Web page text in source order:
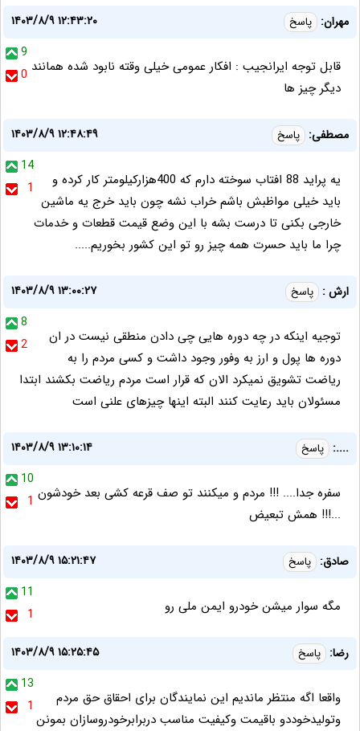
مهران: پاسخ
۱۴۰۳/۸/۹ ۱۲:۴۳:۲۰
9
0 قابل توجه ایرانجیب : افکار عمومی خیلی وقته نابود شده همانند
دیگر چیز ها
مصطفی: پاسخ
۱۴۰۳/۸/۹ ۱۲:۴۸:۴۹
14
1
یه پراید 88 افتاب سوخته دارم که 400هزارکیلومتر کار کرده و
باید خیلی مواظبش باشم خراب نشه چون باید خرج یه ماشین
خارجی بکنی تا درست بشه با این وضع قیمت قطعات و خدمات
چرا ما باید حسرت همه چیز رو تو این کشور بخوریم.....
ارش : پاسخ
۱۴۰۳/۸/۹ ۱۳:۰۰:۲۷
8
2
توجیه اینکه در چه دوره هایی چی دادن منطقی نیست در ان
دوره ها پول و ارز به وفور وجود داشت و کسی مردم را به
ریاضت تشویق نمیکرد الان که قرار است مردم ریاضت بکشند ابتدا
مسئولان باید رعایت کنند البته اینها چیزهای علنی است
....: پاسخ
۱۴۰۳/۸/۹ ۱۳:۱۰:۱۴
10
1 سفره جدا.... !!! مردم و میکنند تو صف قرعه کشی بعد خودشون
...!!! همش تبعیض
صادق: پاسخ
۱۴۰۳/۸/۹ ۱۵:۲۱:۴۷
11
1
مگه سوار میشن خودرو ایمن ملی رو
رضا: پاسخ
۱۴۰۳/۸/۹ ۱۵:۲۵:۴۵
13
1
واقعا اگه منتظر ماندیم این نمایندگان برای احقاق حق مردم
وتولیدخوددو باقیمت وکیفیت مناسب دربرابرخودروسازان بمونن